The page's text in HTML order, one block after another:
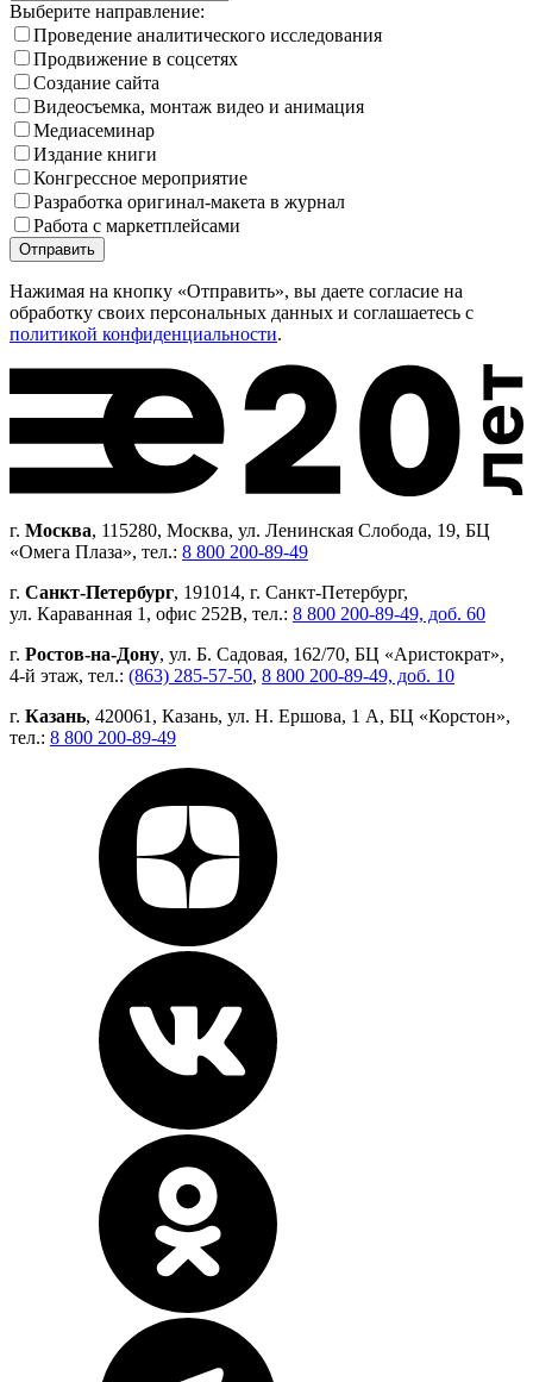
Выберите направление:
Проведение аналитического исследования
Продвижение в соцсетях
Создание сайта
Видеосъемка, монтаж видео и анимация
Медиа­семинар
Издание книги
Конгрессное мероприятие
Разработка оригинал-макета в журнал
Работа с маркетплейсами
Нажимая на кнопку «Отправить», вы даете согласие на
обработку своих персональных данных и соглашаетесь с
политикой конфиденциальности.
г. Москва, 115280, Москва, ул. Ленинская Слобода, 19, БЦ
«Омега Плаза», тел.: 8 800 200-89-49
г. Санкт-Петербург, 191014, г. Санкт-Петербург,
ул. Караванная 1, офис 252В, тел.: 8 800 200-89-49, доб. 60
г. Ростов-на-Дону, ул. Б. Садовая, 162/70, БЦ «Аристократ»,
4-й этаж, тел.: (863) 285-57-50, 8 800 200-89-49, доб. 10
г. Казань, 420061, Казань, ул. Н. Ершова, 1 А, БЦ «Корстон»,
тел.: 8 800 200-89-49